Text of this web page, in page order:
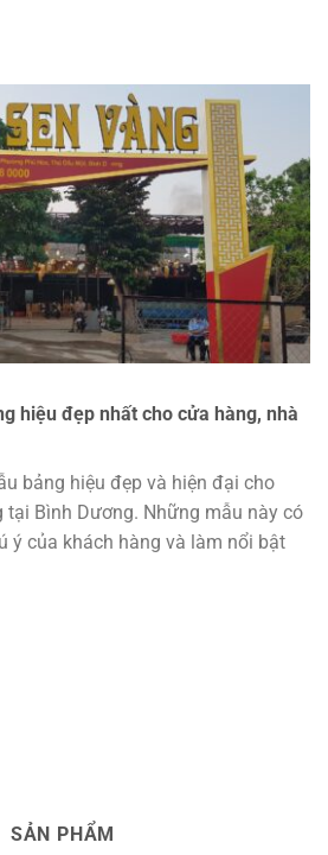
hiệu đẹp nhất cho cửa hàng, nhà
bảng hiệu đẹp và hiện đại cho
tại Bình Dương. Những mẫu này có
ý của khách hàng và làm nổi bật
SẢN PHẨM